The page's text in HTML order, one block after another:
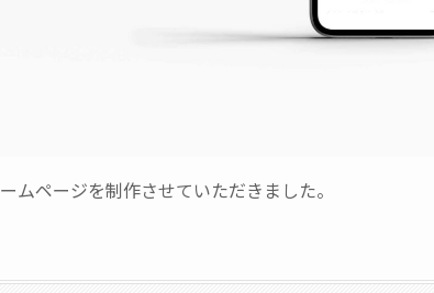
ムページを制作させていただきました。